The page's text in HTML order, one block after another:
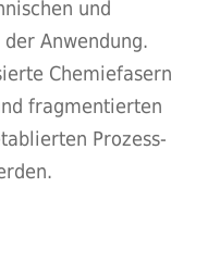
und
Anwendung.
Chemiefasern
fragmentierten
Prozess-